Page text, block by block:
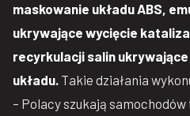
maskowanie układu ABS,
ukrywające wycięcie
recyrkulacji salin
układu. Takie działania
– Polacy szukają